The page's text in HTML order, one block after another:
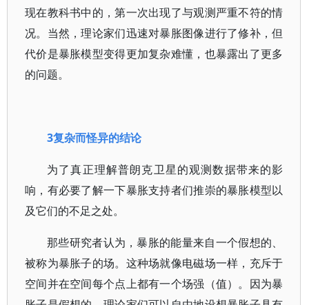
现在教科书中的，第一次出现了与观测严重不符的情
况。当然，理论家们迅速对暴胀图像进行了修补，但
代价是暴胀模型变得更加复杂难懂，也暴露出了更多
的问题。
3复杂而怪异的结论
为了真正理解普朗克卫星的观测数据带来的影
响，有必要了解一下暴胀支持者们推崇的暴胀模型以
及它们的不足之处。
那些研究者认为，暴胀的能量来自一个假想的、
被称为暴胀子的场。这种场就像电磁场一样，充斥于
空间并在空间每个点上都有一个场强（值）。因为暴